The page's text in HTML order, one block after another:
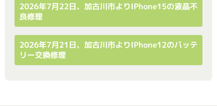
2026年7月22日、加古川市よりiPhone15の液晶不
良修理
2026年7月21日、加古川市よりiPhone12のバッテ
リー交換修理